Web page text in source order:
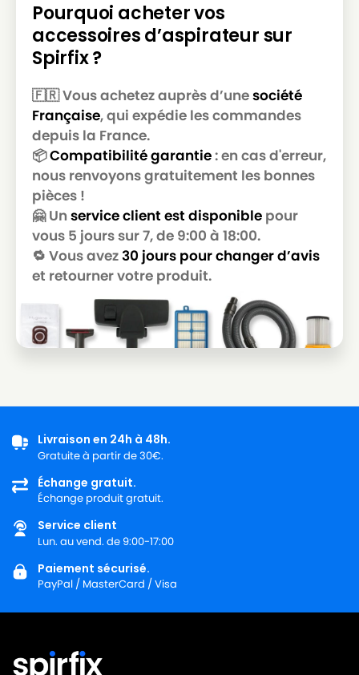
Pourquoi acheter vos
accessoires d’aspirateur sur
Spirfix ?
🇫🇷 Vous achetez auprès d’unesociété
Française, qui expédie les commandes
depuis la France.
📦Compatibilité garantie: en cas d'erreur,
nous renvoyons gratuitement les bonnes
pièces !
🤗 Un service client est disponible pour
vous 5 jours sur 7, de 9:00 à 18:00.
🔁 Vous avez30 jours pour changer d’avis
et retourner votre produit.
Livraison en 24h à 48h.
Gratuite à partir de 30€.
Échange gratuit.
Échange produit gratuit.
Service client
Lun. au vend. de 9:00-17:00
Paiement sécurisé.
PayPal / MasterCard / Visa